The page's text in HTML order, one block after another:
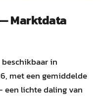
Marktdata
in
met een gemiddelde
een lichte daling van